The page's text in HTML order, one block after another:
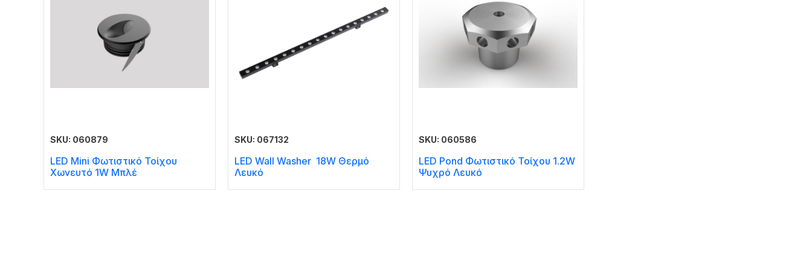
SKU: 060879
LED Mini Φωτιστικό Τοίχου
Χωνευτό 1W Μπλέ
SKU: 067132
LED Wall Washer 18W Θερμό
Λευκό
SKU: 060586
LED Pond Φωτιστικό Τοίχου 1.2W
Ψυχρό Λευκό